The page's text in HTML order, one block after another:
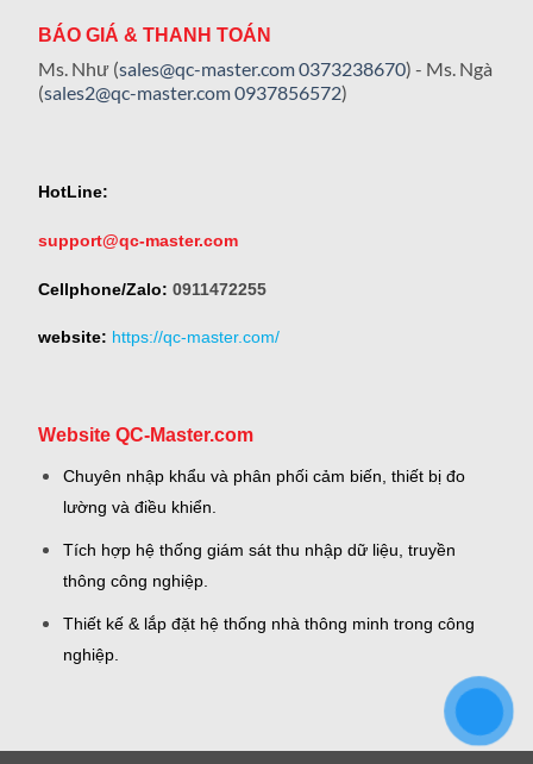
BÁO GIÁ & THANH TOÁN
Ms. Như (sales@qc-master.com0373238670) - Ms. Ngà
(sales2@qc-master.com0937856572)
HotLine:
support@qc-master.com
Cellphone/Zalo: 0911472255
website: https://qc-master.com/
Website QC-Master.com
Chuyên nhập khẩu và phân phối cảm biến, thiết bị đo
lường và điều khiển.
Tích hợp hệ thống giám sát thu nhập dữ liệu, truyền
thông công nghiệp.
Thiết kế & lắp đặt hệ thống nhà thông minh trong công
nghiệp.